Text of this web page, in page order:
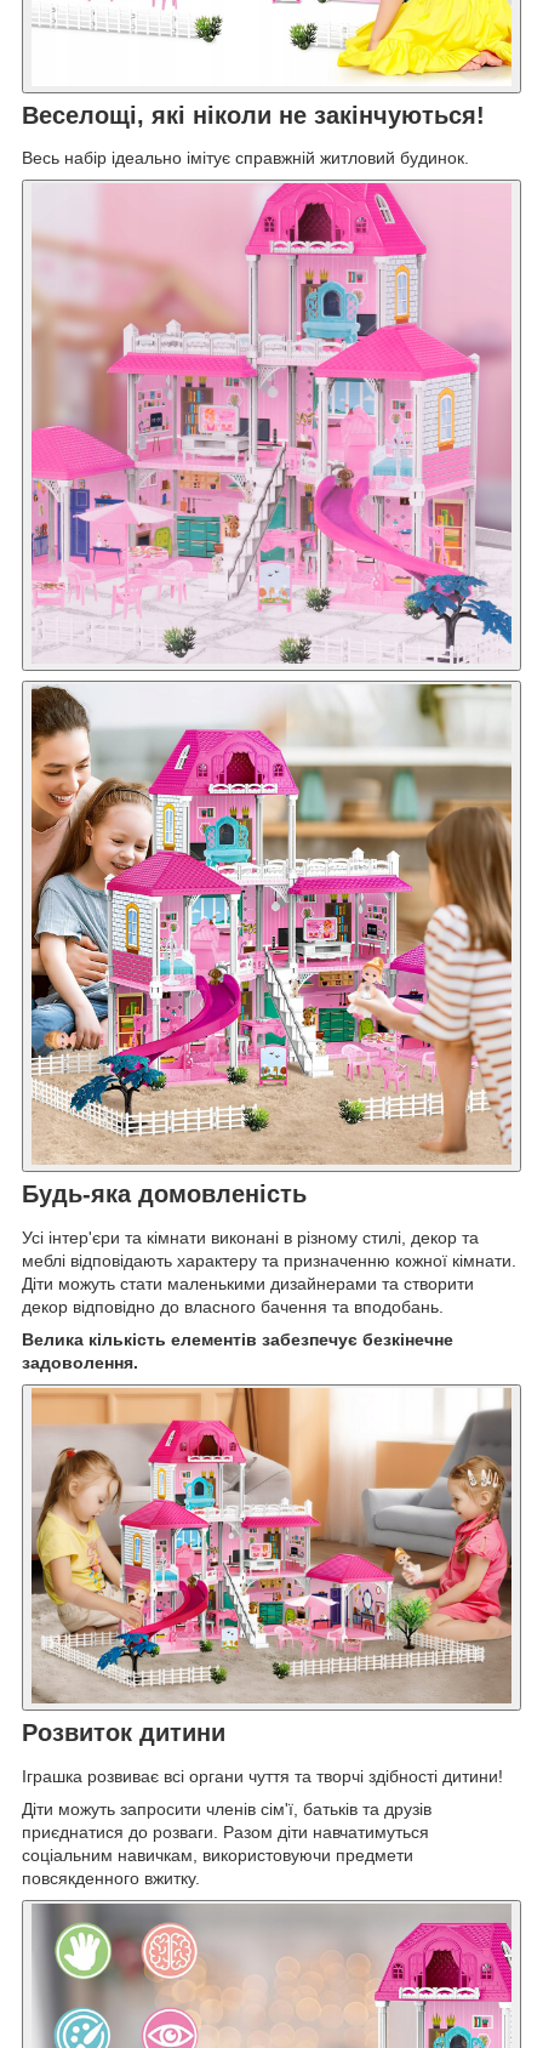
Веселощі, які ніколи не закінчуються!
Весь набір ідеально імітує справжній житловий будинок.
Будь-яка домовленість
Усі інтер'єри та кімнати виконані в різному стилі, декор та
меблі відповідають характеру та призначенню кожної кімнати.
Діти можуть стати маленькими дизайнерами та створити
декор відповідно до власного бачення та вподобань.
Велика кількість елементів забезпечує безкінечне
задоволення.
Розвиток дитини
Іграшка розвиває всі органи чуття та творчі здібності дитини!
Діти можуть запросити членів сім'ї, батьків та друзів
приєднатися до розваги. Разом діти навчатимуться
соціальним навичкам, використовуючи предмети
повсякденного вжитку.